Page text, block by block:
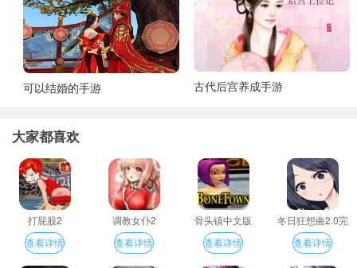
可以结婚的手游 古代后宫养成手游
大家都喜欢
打屁股2
查看详情
调教女仆2
查看详情
骨头镇中文版
查看详情
冬日狂想曲2.0完
整汉化版
查看详情